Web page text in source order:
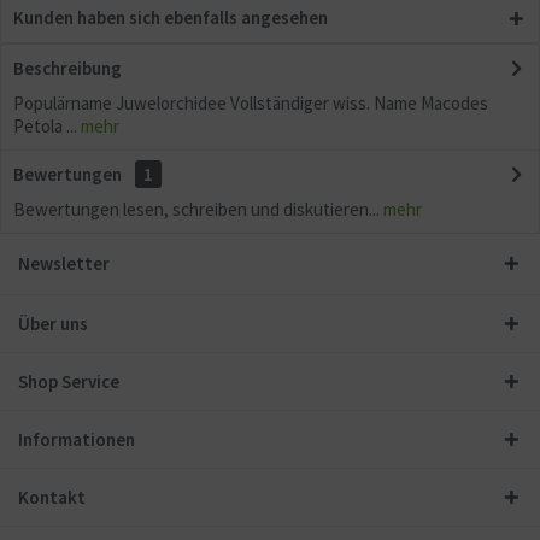
Kunden haben sich ebenfalls angesehen
Beschreibung
Populärname Juwelorchidee Vollständiger wiss. Name Macodes
Petola ... mehr
Bewertungen
1
Bewertungen lesen, schreiben und diskutieren... mehr
Newsletter
Über uns
Shop Service
Informationen
Kontakt